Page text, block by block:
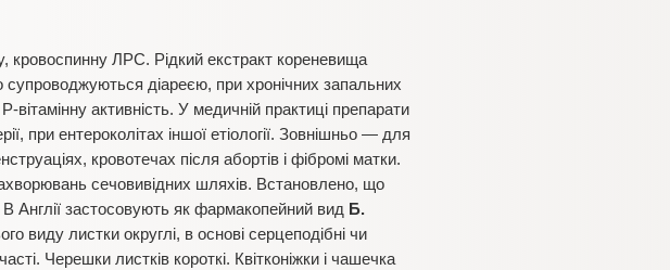
кровоспинну ЛРС. Рідкий екстракт кореневища
діареєю, при хронічних запальних
активність. У медичній практиці препарати
при ентероколітах іншої етіології. Зовнішньо — для
кровотечах після абортів і фібромі матки.
сечовивідних шляхів. Встановлено, що
Англії застосовують як фармакопейний вид Б.
виду листки округлі, в основі серцеподібні чи
Черешки листків короткі. Квітконіжки і чашечка